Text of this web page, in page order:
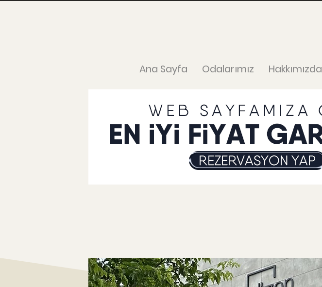
Ana Sayfa Odalarımız Hakkımızda